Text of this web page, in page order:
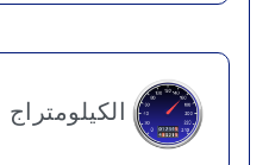
الكيلومتراج